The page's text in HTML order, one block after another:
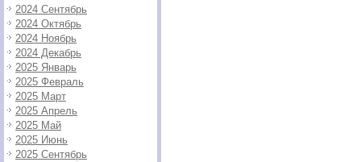
2024 Сентябрь
2024 Октябрь
2024 Ноябрь
2024 Декабрь
2025 Январь
2025 Февраль
2025 Март
2025 Апрель
2025 Май
2025 Июнь
2025 Сентябрь